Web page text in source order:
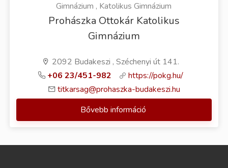
Gimnázium , Katolikus Gimnázium
Prohászka Ottokár Katolikus
Gimnázium
2092 Budakeszi , Széchenyi út 141.
+06 23/451-982
https://pokg.hu/
titkarsag@prohaszka-budakeszi.hu
Bővebb információ